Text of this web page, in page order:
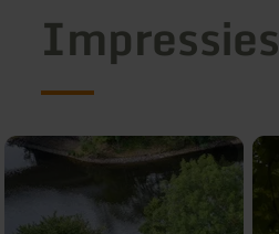
Impressies